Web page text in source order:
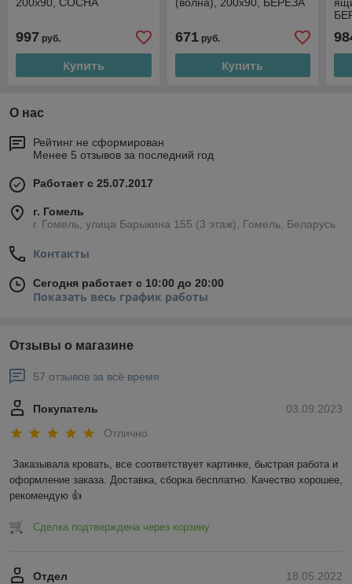
997 руб.
Купить
671руб.
Купить
О нас
Рейтинг не сформирован
Менее 5 отзывов за последний год
Работает с 25.07.2017
г. Гомель
г. Гомель, улица Барыкина 155 (3 этаж), Гомель, Беларусь
Контакты
Сегодня работает с 10:00 до 20:00
Показать весь график работы
Отзывы о магазине
57 отзывов за всё время
03.09.2023
Покупатель
Отлично
Заказывала кровать, все соответствует картинке, быстрая работа и
оформление заказа. Доставка, сборка бесплатно. Качество хорошее,
рекомендую 👍
Сделка подтверждена через корзину
18.05.2022
Отдел